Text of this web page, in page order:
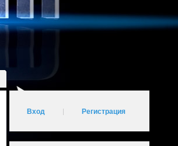
Вход Регистрация